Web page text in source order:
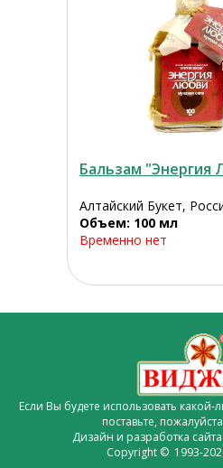
Бальзам "Энергия
Алтайский Букет,
Объем: 100 мл
Временно нет
Если Вы будете использовать
поставьте,
Дизайн и разработка
Copyright © 1993-